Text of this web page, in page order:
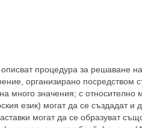
процедура за решаване
организирано посредством
много значения; с
език) могат да се създадат и
могат да се образуват